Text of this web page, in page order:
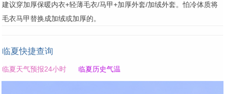
建议穿加厚保暖内衣+轻薄毛衣/马甲+加厚外套/加绒外套。怕冷体质将
毛衣马甲替换成加绒或加厚的。
临夏快捷查询
临夏天气预报24小时 临夏历史气温